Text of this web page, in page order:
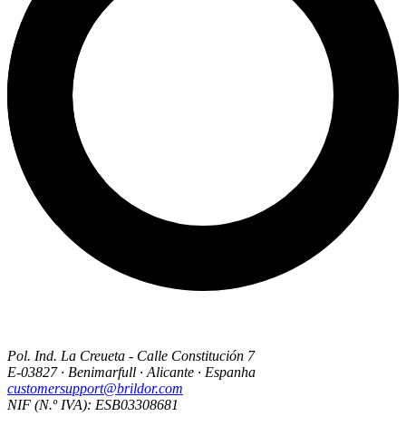
Pol. Ind. La Creueta - Calle Constitución 7
E-03827 · Benimarfull · Alicante · Espanha
customersupport@brildor.com
NIF (N.º IVA): ESB03308681